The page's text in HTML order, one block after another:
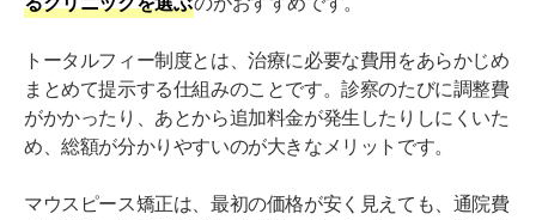
トータルフィー制度とは、治療に必要な費用をあらかじめ
まとめて提示する仕組みのことです。診察のたびに調整費
がかかったり、あとから追加料金が発生したりしにくいた
め、総額が分かりやすいのが大きなメリットです。
マウスピース矯正は、最初の価格が安く見えても、通院費